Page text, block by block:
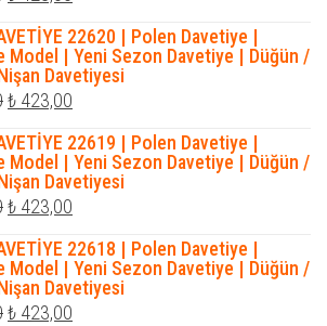
fiyat:
₺ 550,00.fiyat:
₺ 423,00.
22620 | Polen Davetiye |
Model | Yeni Sezon Davetiye | Düğün /
Davetiyesi
Orijinal
fiyat:
₺ 550,00.
₺ 423,00
fiyat:
₺ 423,00.
22619 | Polen Davetiye |
Model | Yeni Sezon Davetiye | Düğün /
Davetiyesi
Orijinal
fiyat:
₺ 550,00.
₺ 423,00
fiyat:
₺ 423,00.
22618 | Polen Davetiye |
Model | Yeni Sezon Davetiye | Düğün /
Davetiyesi
Orijinal
₺ 423,00